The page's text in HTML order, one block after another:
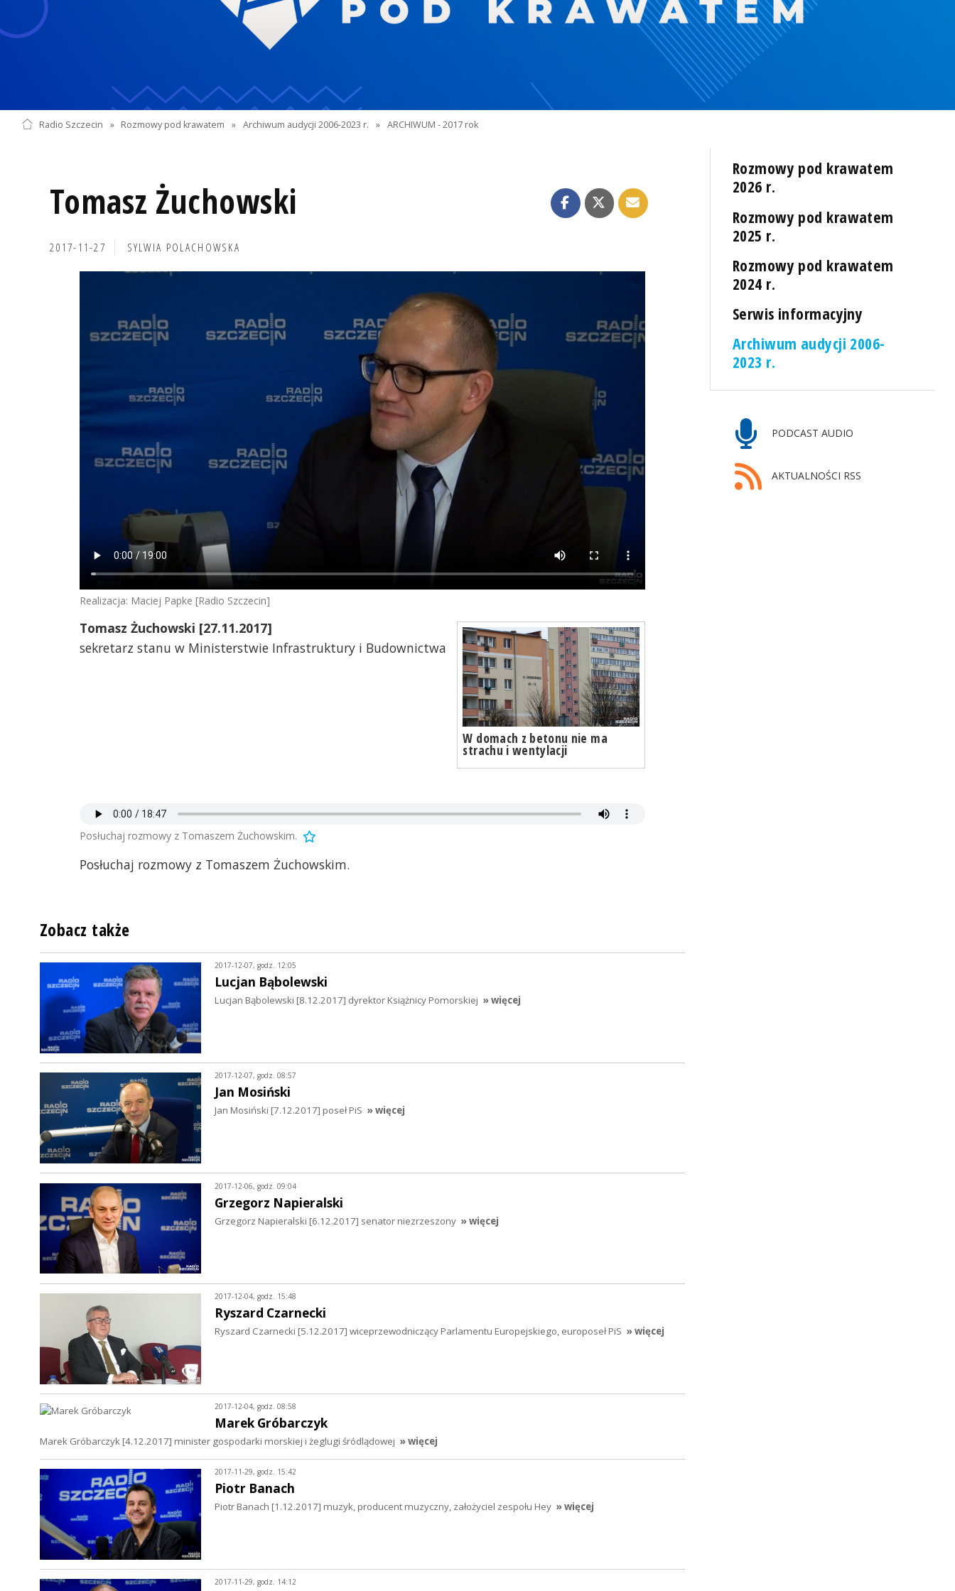
Radio Szczecin » Rozmowy pod krawatem » Archiwum audycji 2006-2023 r. » ARCHIWUM - 2017 rok
Tomasz Żuchowski
2017-11-27 SYLWIA POLACHOWSKA
Realizacja: Maciej Papke [Radio Szczecin]
W domach z betonu nie ma
strachu i wentylacji
Tomasz Żuchowski [27.11.2017]
sekretarz stanu w Ministerstwie Infrastruktury i Budownictwa
Posłuchaj rozmowy z Tomaszem Żuchowskim.
Posłuchaj rozmowy z Tomaszem Żuchowskim.
Rozmowy pod krawatem
2026 r.
Rozmowy pod krawatem
2025 r.
Rozmowy pod krawatem
2024 r.
Serwis informacyjny
Archiwum audycji 2006-
2023 r.
PODCAST AUDIO
AKTUALNOŚCI RSS
Zobacz także
2017-12-07, godz. 12:05
Lucjan Bąbolewski
Lucjan Bąbolewski [8.12.2017] dyrektor Książnicy Pomorskiej » więcej
2017-12-07, godz. 08:57
Jan Mosiński
Jan Mosiński [7.12.2017] poseł PiS » więcej
2017-12-06, godz. 09:04
Grzegorz Napieralski
Grzegorz Napieralski [6.12.2017] senator niezrzeszony » więcej
2017-12-04, godz. 15:48
Ryszard Czarnecki
Ryszard Czarnecki [5.12.2017] wiceprzewodniczący Parlamentu Europejskiego, europoseł PiS » więcej
2017-12-04, godz. 08:58
Marek Gróbarczyk
Marek Gróbarczyk [4.12.2017] minister gospodarki morskiej i żeglugi śródlądowej » więcej
2017-11-29, godz. 15:42
Piotr Banach
Piotr Banach [1.12.2017] muzyk, producent muzyczny, założyciel zespołu Hey » więcej
2017-11-29, godz. 14:12